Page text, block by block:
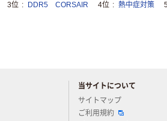
3位 DDR5 CORSAIR 4位 熱中症対策
当サイトについて
サイトマップ
ご利用規約